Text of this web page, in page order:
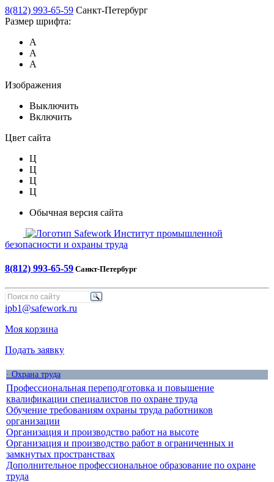
8(812) 993-65-59 Санкт-Петербург
Размер шрифта:
А
А
А
Изображения
Выключить
Включить
Цвет сайта
Ц
Ц
Ц
Ц
Обычная версия сайта
Safework Институт промышленной
безопасности и охраны труда
8(812) 993-65-59 Санкт-Петербург
ipb1@safework.ru
Моя корзина
Подать заявку
· Охрана труда
Профессиональная переподготовка и повышение
квалификации специалистов по охране труда
Обучение требованиям охраны труда работников
организации
Организация и производство работ на высоте
Организация и производство работ в ограниченных и
замкнутых пространствах
Дополнительное профессиональное образование по охране
труда